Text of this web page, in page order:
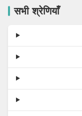
सभी श्रेणियाँ